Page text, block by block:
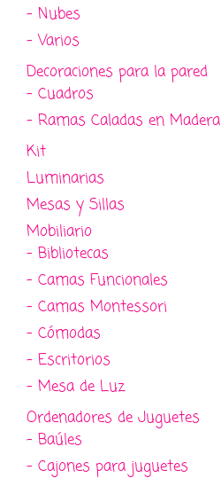
- Nubes
- Varios
Decoraciones para la pared
- Cuadros
- Ramas Caladas en Madera
Kit
Luminarias
Mesas y Sillas
Mobiliario
- Bibliotecas
- Camas Funcionales
- Camas Montessori
- Cómodas
- Escritorios
- Mesa de Luz
Ordenadores de Juguetes
- Baúles
- Cajones para juguetes